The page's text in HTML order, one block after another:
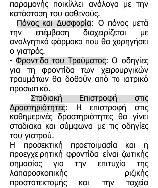
παραμονής ποικίλλει ανάλογα με την
κατάσταση του ασθενούς.
-
Πόνος και Δυσφορία: Ο πόνος μετά
την επέμβαση διαχειρίζεται με
αναλγητικά φάρμακα που θα χορηγήσει
ο γιατρός.
-Φροντίδα του Τραύματος: Οι οδηγίες
για τη φροντίδα των χειρουργικών
τραυμάτων θα δοθούν από το ιατρικό
προσωπικό.
- Σταδιακή Επιστροφή στις
Δραστηριότητες: Η επιστροφή στις
καθημερινές δραστηριότητες θα γίνει
σταδιακά και σύμφωνα με τις οδηγίες
του γιατρού.
Η προσεκτική προετοιμασία και η
προεγχειρητική φροντίδα είναι ζωτικής
σημασίας για την επιτυχία της
λαπαροσκοπικής ριζικής
προστατεκτομής και την ταχεία